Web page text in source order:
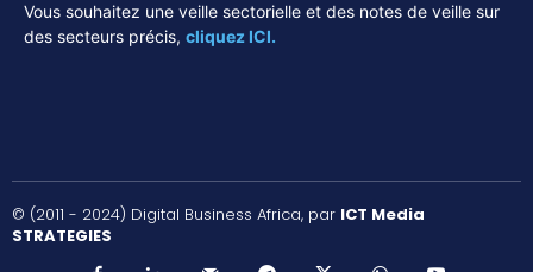
Vous souhaitez une veille sectorielle et des notes de veille sur
des secteurs précis, cliquez ICI.
© (2011 - 2024) Digital Business Africa, par ICT Media
STRATEGIES